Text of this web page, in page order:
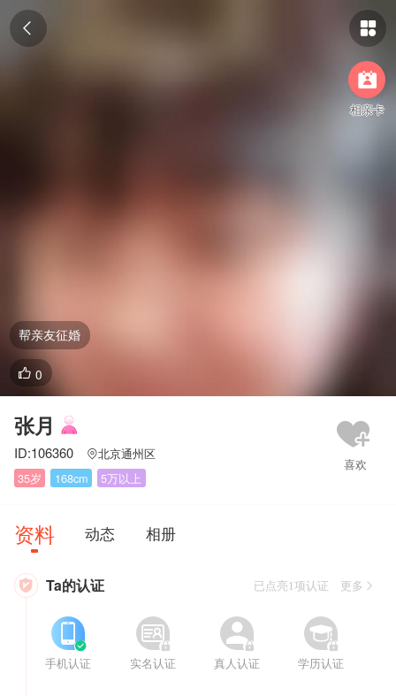
 

相亲卡
 0
帮亲友征婚
张月
ID:106360 北京通州区
35岁
168cm 5万以上
资料 动态 相册
 Ta的认证 已点亮1项认证 更多

手机认证


实名认证


真人认证


学历认证